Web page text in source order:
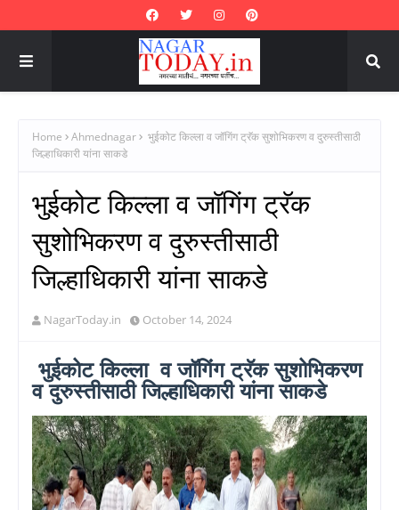
Home Ahmednagar
भुईकोट किल्ला व जॉगिंग ट्रॅक सुशोभिकरण व दुरुस्तीसाठी
जिल्हाधिकारी यांना साकडे
भुईकोट किल्ला व जॉगिंग ट्रॅक
सुशोभिकरण व दुरुस्तीसाठी
जिल्हाधिकारी यांना साकडे
NagarToday.in October 14, 2024
भुईकोट किल्ला व जॉगिंग ट्रॅक सुशोभिकरण
व दुरुस्तीसाठी जिल्हाधिकारी यांना साकडे